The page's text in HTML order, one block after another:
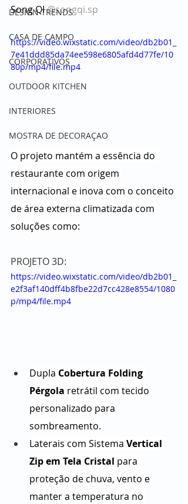
DESIGN TRENDS
CASA DE CAMPO
CORPORATIVOS
OUTDOOR KITCHEN
INTERIORES
MOSTRA DE DECORAÇAO
Song QI @songqi.sp
https://video.wixstatic.com/video/db2b01_
7e41ddd85da74ee598e6805afd4d77fe/10
80p/mp4/file.mp4
O projeto mantém a essência do
restaurante com origem
internacional e inova com o conceito
de área externa climatizada com
soluções como:
PROJETO 3D:
https://video.wixstatic.com/video/db2b01_
e2f3af140dff4b8fbe22d7cc428e8554/1080
p/mp4/file.mp4
Dupla Cobertura Folding
Pérgola retrátil com tecido
personalizado para
sombreamento.
Laterais com Sistema Vertical
Zip em Tela Cristal para
proteção de chuva, vento e
manter a temperatura no